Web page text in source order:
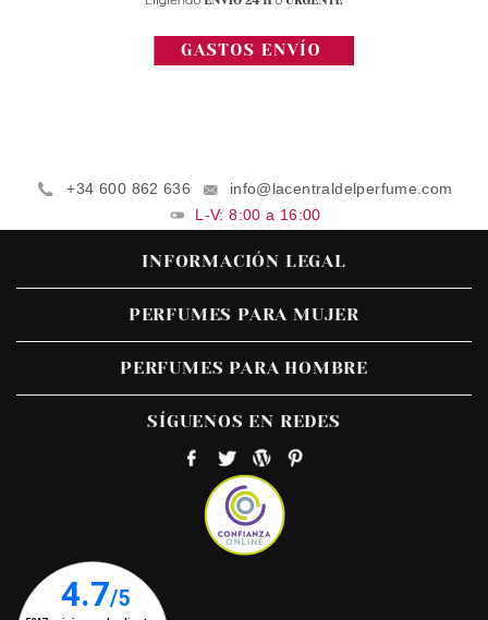
+34 600 862 636
info@lacentraldelperfume.com
L-V: 8:00 a 16:00
INFORMACIÓN LEGAL
PERFUMES PARA MUJER
PERFUMES PARA HOMBRE
SÍGUENOS EN REDES